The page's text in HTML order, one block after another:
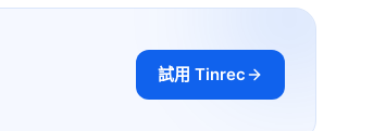
試用 Tinrec